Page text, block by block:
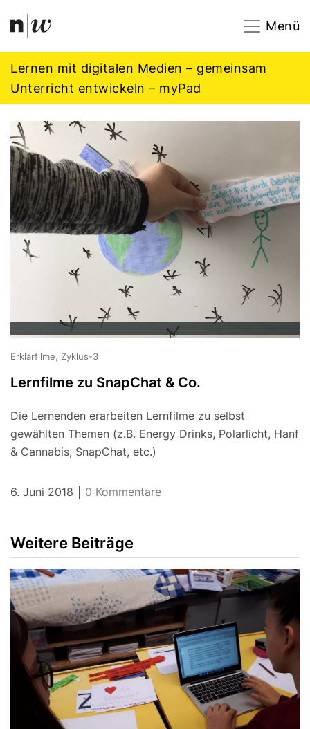
Navigation
Menü
Lernen mit digitalen Medien – gemeinsam
Unterricht entwickeln – myPad
Erklärfilme, Zyklus-3
Lernfilme zu SnapChat & Co.
Die Lernenden erarbeiten Lernfilme zu selbst
gewählten Themen (z.B. Energy Drinks, Polarlicht, Hanf
& Cannabis, SnapChat, etc.)
6. Juni 2018 0 Kommentare
Weitere Beiträge
Footer